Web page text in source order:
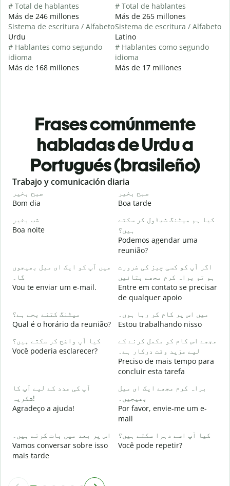
# Total de hablantes
Más de 246 millones
Sistema de escritura / Alfabeto
Urdu
# Hablantes como segundo
idioma
Más de 168 millones
# Total de hablantes
Más de 265 millones
Sistema de escritura / Alfabeto
Latino
# Hablantes como segundo
idioma
Más de 17 millones
Frases comúnmente
habladas de Urdu a
Portugués (brasileño)
Slide 1 of 6
Trabajo y comunicación diaria
صبح بخیر
Bom dia
صبح بخیر
Boa tarde
شب بخیر
Boa noite
کیا ہم میٹنگ شیڈول کر سکتے
ہیں؟
Podemos agendar uma
reunião?
میں آپ کو ایک ای میل بھیجوں
گا۔
Vou te enviar um e-mail.
اگر آپ کو کسی چیز کی ضرورت
ہو تو براہ کرم مجھے بتائیں
Entre em contato se precisar
de qualquer apoio
میٹنگ کتنے بجے ہے؟
Qual é o horário da reunião?
میں اس پر کام کر رہا ہوں۔
Estou trabalhando nisso
کیا آپ واضح کر سکتے ہیں؟
Você poderia esclarecer?
مجھے اس کام کو مکمل کرنے کے
لیے مزید وقت درکار ہے۔
Preciso de mais tempo para
concluir esta tarefa
آپ کی مدد کے لیے آپ کا
شکریہ!
Agradeço a ajuda!
براہ کرم مجھے ایک ای میل
بھیجیں۔
Por favor, envie-me um e-
mail
اس پر بعد میں بات کرتے ہیں۔
Vamos conversar sobre isso
mais tarde
کیا آپ اسے دہرا سکتے ہیں؟
Você pode repetir?